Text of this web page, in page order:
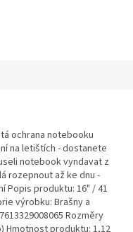
ochrana notebooku
na letištích - dostanete
notebook vyndavat z
rozepnout až ke dnu -
Popis produktu: 16" / 41
výrobku: Brašny a
Rozměry